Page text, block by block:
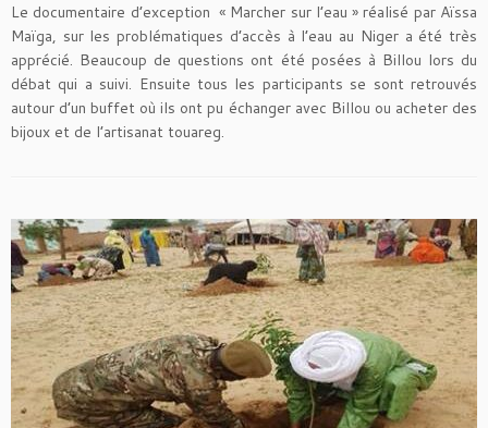
Le documentaire d’exception « Marcher sur l’eau » réalisé par Aïssa
Maïga, sur les problématiques d’accès à l’eau au Niger a été très
apprécié. Beaucoup de questions ont été posées à Billou lors du
débat qui a suivi. Ensuite tous les participants se sont retrouvés
autour d’un buffet où ils ont pu échanger avec Billou ou acheter des
bijoux et de l’artisanat touareg.